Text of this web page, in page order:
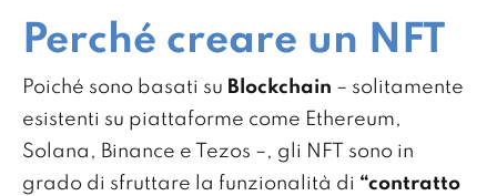
Perché creare un NFT
Poiché sono basati su Blockchain – solitamente
esistenti su piattaforme come Ethereum,
Solana, Binance e Tezos –, gli NFT sono in
grado di sfruttare la funzionalità di “contratto